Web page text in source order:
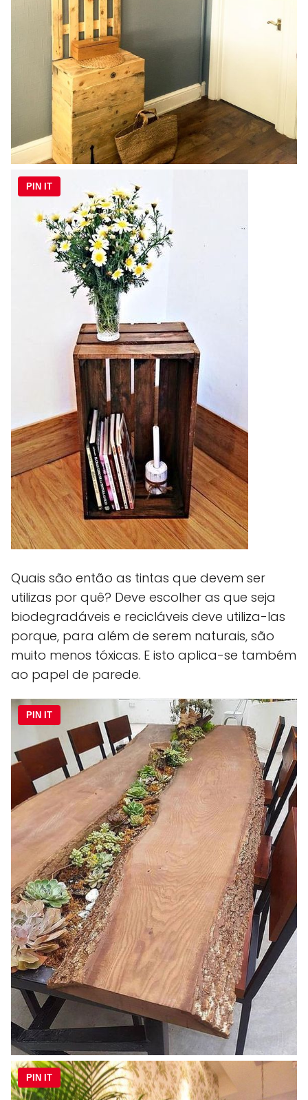
PIN IT
Quais são então as tintas que devem ser
utilizas por quê? Deve escolher as que seja
biodegradáveis e recicláveis deve utiliza-las
porque, para além de serem naturais, são
muito menos tóxicas. E isto aplica-se também
ao papel de parede.
PIN IT
PIN IT